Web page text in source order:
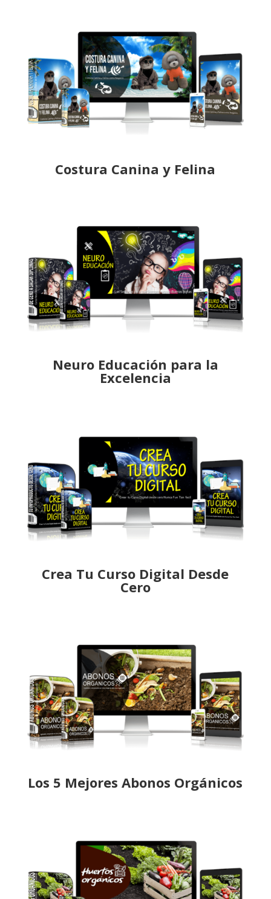
Costura Canina y Felina
Neuro Educación para la
Excelencia
Crea Tu Curso Digital Desde
Cero
Los 5 Mejores Abonos Orgánicos